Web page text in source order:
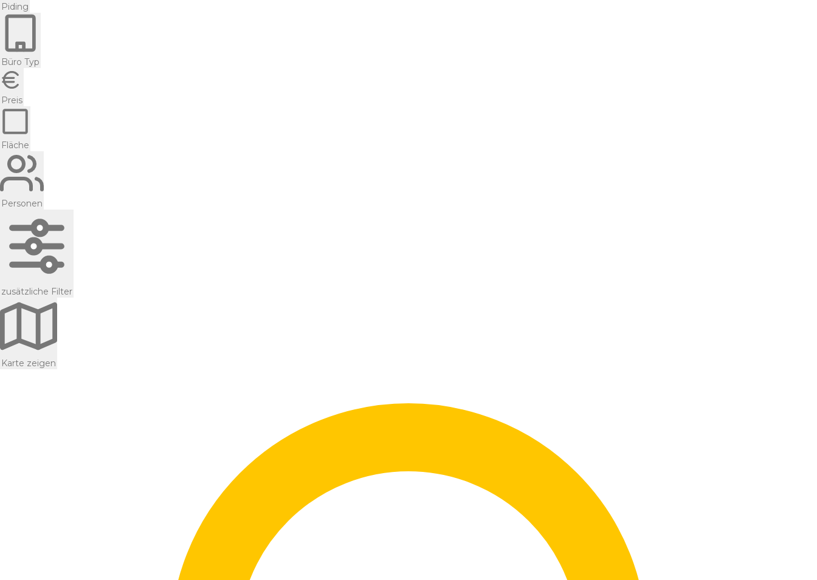
Piding
Büro Typ
Preis
Fläche
Personen
zusätzliche Filter
Karte zeigen